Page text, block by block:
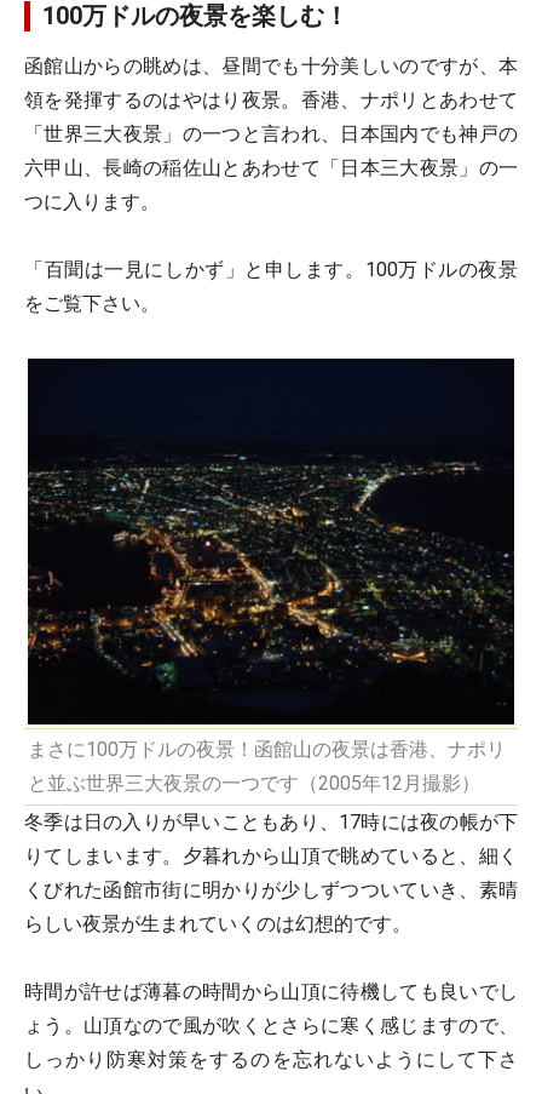
100万ドルの夜景を楽しむ！
函館山からの眺めは、昼間でも十分美しいのですが、本
領を発揮するのはやはり夜景。香港、ナポリとあわせて
「世界三大夜景」の一つと言われ、日本国内でも神戸の
六甲山、長崎の稲佐山とあわせて「日本三大夜景」の一
つに入ります。
「百聞は一見にしかず」と申します。100万ドルの夜景
をご覧下さい。
まさに100万ドルの夜景！函館山の夜景は香港、ナポリ
と並ぶ世界三大夜景の一つです（2005年12月撮影）
冬季は日の入りが早いこともあり、17時には夜の帳が下
りてしまいます。夕暮れから山頂で眺めていると、細く
くびれた函館市街に明かりが少しずつついていき、素晴
らしい夜景が生まれていくのは幻想的です。
時間が許せば薄暮の時間から山頂に待機しても良いでし
ょう。山頂なので風が吹くとさらに寒く感じますので、
しっかり防寒対策をするのを忘れないようにして下さ